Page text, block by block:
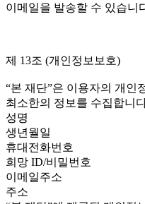
이메일을 발송할 수 있습니
제 13조 (개인정보보호)
“본 재단”은 이용자의 개인
최소한의 정보를 수집합니
성명
생년월일
휴대전화번호
희망 ID/비밀번호
이메일주소
주소